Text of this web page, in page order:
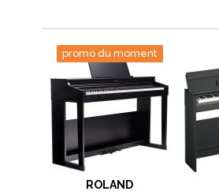
promo du moment
ROLAND